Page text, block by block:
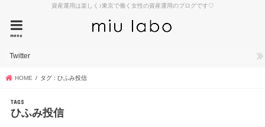
資産運用は楽しく♪東京で働く女性の資産運用のブログです♡
menu
Twitter
HOME タグ : ひふみ投信
ひふみ投信